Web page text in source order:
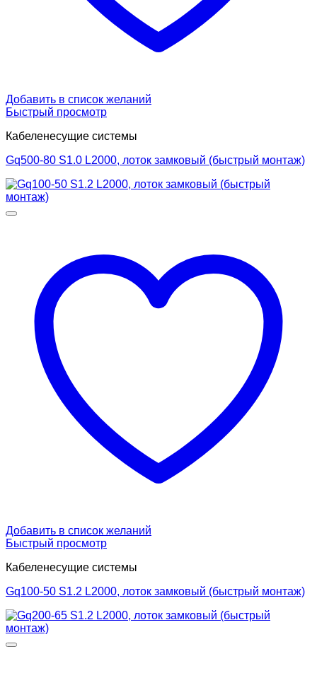
Добавить в список желаний
Быстрый просмотр
Кабеленесущие системы
Gq500-80 S1.0 L2000, лоток замковый (быстрый монтаж)
Добавить в список желаний
Быстрый просмотр
Кабеленесущие системы
Gq100-50 S1.2 L2000, лоток замковый (быстрый монтаж)